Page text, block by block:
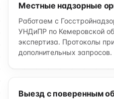
Местные надзорные
Работаем с
УНДиПР по Кемеровской
экспертиза. Протоколы
дополнительных запросов.
Выезд с поверенным